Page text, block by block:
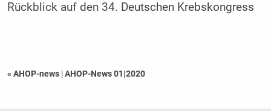
Rückblick auf den 34. Deutschen Krebskongress
« AHOP-news |AHOP-News 01|2020